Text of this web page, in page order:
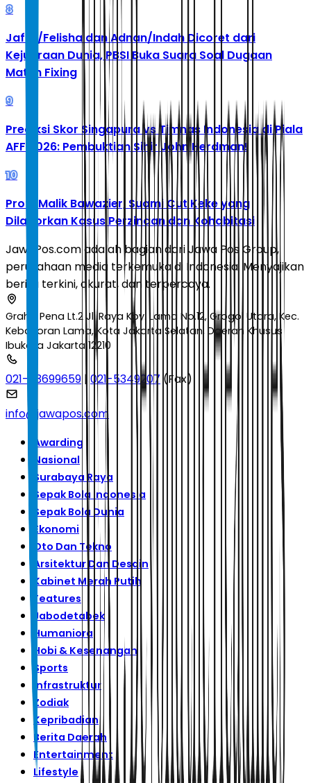
8
Jafar/Felisha dan Adnan/Indah Dicoret dari
Kejuaraan Dunia, PBSI Buka Suara Soal Dugaan
Match Fixing
9
Prediksi Skor Singapura vs Timnas Indonesia di Piala
AFF 2026: Pembuktian Sihir John Herdman!
10
Profil Malik Bawazier, Suami Cut Keke yang
Dilaporkan Kasus Perzinaan dan Kohabitasi
JawaPos.com adalah bagian dari Jawa Pos Group,
perusahaan media terkemuka di Indonesia. Menyajikan
berita terkini, akurat, dan terpercaya.
Graha Pena Lt.2 Jl. Raya Kby. Lama No.12, Grogol Utara, Kec.
Kebayoran Lama, Kota Jakarta Selatan, Daerah Khusus
Ibukota Jakarta 12210
021-53699659 | 021-5349207 (Fax)
info@jawapos.com
Awarding
Nasional
Surabaya Raya
Sepak Bola Indonesia
Sepak Bola Dunia
Ekonomi
Oto Dan Tekno
Arsitektur Dan Desain
Kabinet Merah Putih
Features
Jabodetabek
Humaniora
Hobi & Kesenangan
Sports
Infrastruktur
Zodiak
Kepribadian
Berita Daerah
Entertainment
Lifestyle